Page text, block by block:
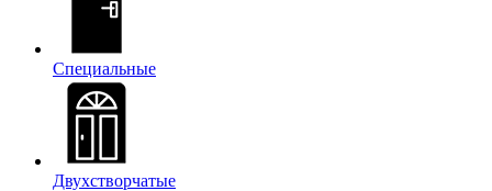
Специальные
Двухстворчатые